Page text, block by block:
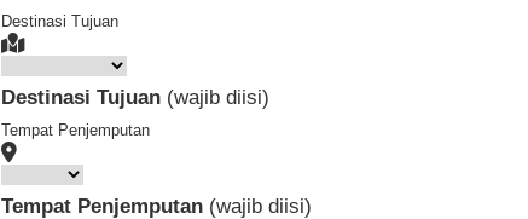
Destinasi Tujuan
Destinasi Tujuan (wajib diisi)
Tempat Penjemputan
Tempat Penjemputan (wajib diisi)